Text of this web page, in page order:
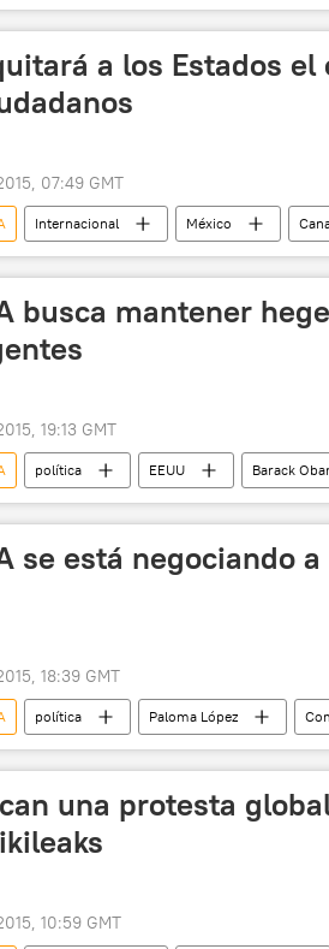
Unión Europea (UE) noticias
a los Estados
07:49 GMT
Internacional México
Turquía Israel Perú
busca mantener
19:13 GMT
política EEUU Barack
Ramos
BRICS EconoNuestra
se está negociando
18:39 GMT
política Paloma López
noticias
una protesta
10:59 GMT